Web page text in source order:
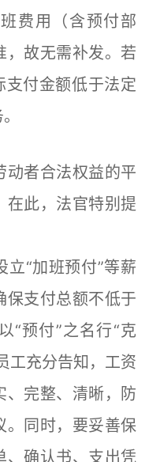
费用（含预付部
，故无需补发。若
支付金额低于法定
者合法权益的平
在此，法官特别提
“加班预付”等薪
保支付总额不低于
“预付”之名行“克
工充分告知，工资
、完整、清晰，防
。同时，要妥善保
、确认书、支出凭